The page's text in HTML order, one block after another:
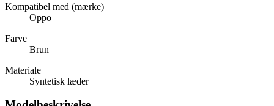
Kompatibel med (mærke)
Oppo
Farve
Brun
Materiale
Syntetisk læder